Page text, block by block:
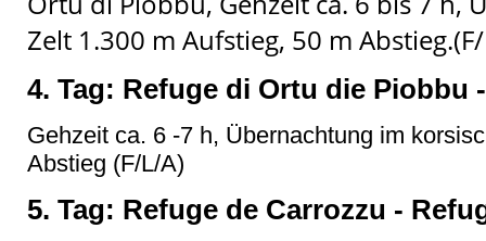
Zelt 1.300 m Aufstieg, 50 m
4. Tag: Refuge di Ortu die Piobbu
Gehzeit ca. 6 -7 h, Übernachtung im
Abstieg (F/L/A)
5. Tag: Refuge de Carrozzu -